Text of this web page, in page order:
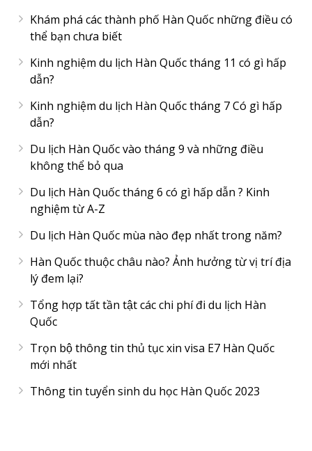
Khám phá các thành phố Hàn Quốc những điều có
thể bạn chưa biết
Kinh nghiệm du lịch Hàn Quốc tháng 11 có gì hấp
dẫn?
Kinh nghiệm du lịch Hàn Quốc tháng 7 Có gì hấp
dẫn?
Du lịch Hàn Quốc vào tháng 9 và những điều
không thể bỏ qua
Du lịch Hàn Quốc tháng 6 có gì hấp dẫn ? Kinh
nghiệm từ A-Z
Du lịch Hàn Quốc mùa nào đẹp nhất trong năm?
Hàn Quốc thuộc châu nào? Ảnh hưởng từ vị trí địa
lý đem lại?
Tổng hợp tất tần tật các chi phí đi du lịch Hàn
Quốc
Trọn bộ thông tin thủ tục xin visa E7 Hàn Quốc
mới nhất
Thông tin tuyển sinh du học Hàn Quốc 2023